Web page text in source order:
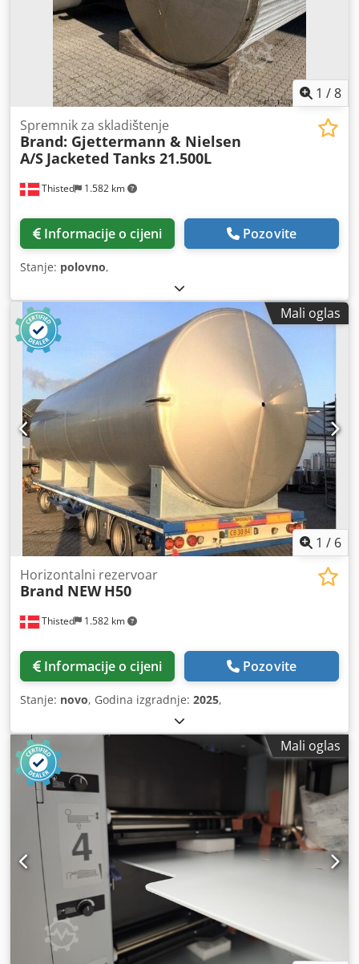
1 /8
Thisted 1.582 km
Spremnik za skladištenje
Brand: Gjettermann & Nielsen
A/S Jacketed Tanks 21.500L
Informacije o cijeni Pozovite
Stanje: polovno,
Mali oglas
1 / 6
Thisted 1.582 km
Horizontalni rezervoar
Brand NEW H50
Informacije o cijeni Pozovite
Stanje: novo, Godina izgradnje: 2025,
Mali oglas